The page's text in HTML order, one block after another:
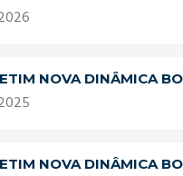
NOVA DINÂMICA
NOVA DINÂMICA